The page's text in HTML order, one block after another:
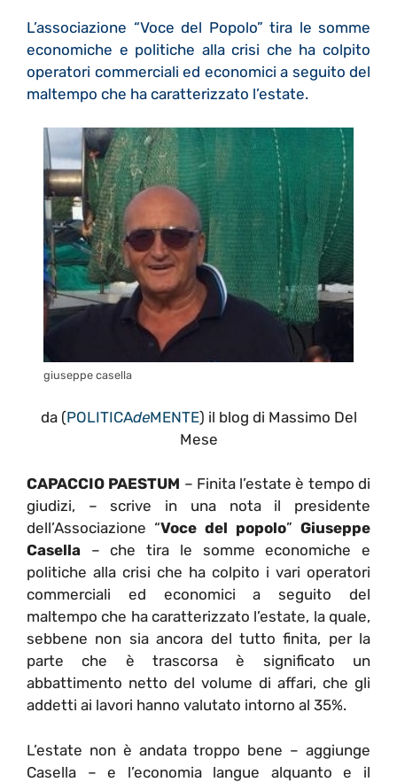
L’associazione “Voce del Popolo” tira le somme
economiche e politiche alla crisi che ha colpito
operatori commerciali ed economici a seguito del
maltempo che ha caratterizzato l’estate.
giuseppe casella
da (POLITICAdeMENTE) il blog di Massimo Del
Mese
CAPACCIO PAESTUM – Finita l’estate è tempo di
giudizi, – scrive in una nota il presidente
dell’Associazione “Voce del popolo” Giuseppe
Casella – che tira le somme economiche e
politiche alla crisi che ha colpito i vari operatori
commerciali ed economici a seguito del
maltempo che ha caratterizzato l’estate, la quale,
sebbene non sia ancora del tutto finita, per la
parte che è trascorsa è significato un
abbattimento netto del volume di affari, che gli
addetti ai lavori hanno valutato intorno al 35%.
L’estate non è andata troppo bene – aggiunge
Casella – e l’economia langue alquanto e il